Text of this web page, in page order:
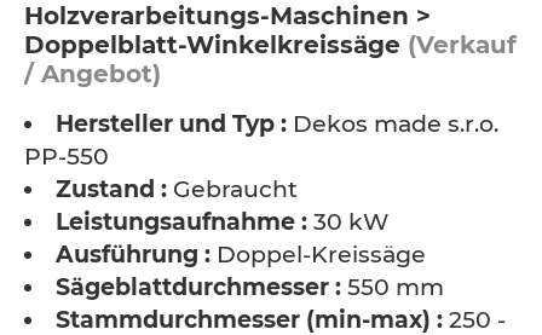
Holzverarbeitungs-Maschinen >
Doppelblatt-Winkelkreissäge (Verkauf
/ Angebot)
Hersteller und Typ : Dekos made s.r.o.
PP-550
Zustand : Gebraucht
Leistungsaufnahme : 30 kW
Ausführung : Doppel-Kreissäge
Sägeblattdurchmesser : 550 mm
Stammdurchmesser (min-max) : 250 -